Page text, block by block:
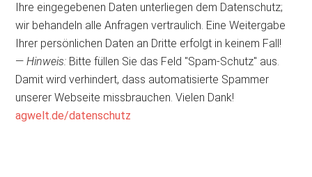
Ihre eingegebenen Daten unterliegen dem Datenschutz;
wir behandeln alle Anfragen vertraulich. Eine Weitergabe
Ihrer persönlichen Daten an Dritte erfolgt in keinem Fall!
—Hinweis: Bitte füllen Sie das Feld "Spam-Schutz" aus.
Damit wird verhindert, dass automatisierte Spammer
unserer Webseite missbrauchen. Vielen Dank!
agwelt.de/datenschutz